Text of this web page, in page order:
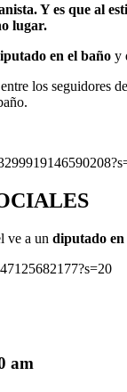
Y es que al
lugar.
en el baño y
los seguidores
ve a un diputado en
am